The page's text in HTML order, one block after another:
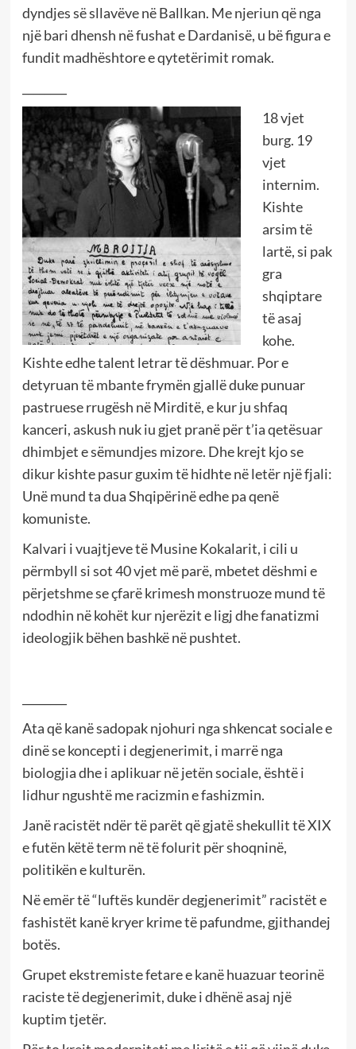
dyndjes së sllavëve në Ballkan. Me njeriun që nga
një bari dhensh në fushat e Dardanisë, u bë figura e
fundit madhështore e qytetërimit romak.
18 vjet
burg. 19
vjet
internim.
Kishte
arsim të
lartë, si pak
gra
shqiptare
të asaj
kohe.
Kishte edhe talent letrar të dëshmuar. Por e
detyruan të mbante frymën gjallë duke punuar
pastruese rrugësh në Mirditë, e kur ju shfaq
kanceri, askush nuk iu gjet pranë për t’ia qetësuar
dhimbjet e sëmundjes mizore. Dhe krejt kjo se
dikur kishte pasur guxim të hidhte në letër një fjali:
Unë mund ta dua Shqipërinë edhe pa qenë
komuniste.
Kalvari i vuajtjeve të Musine Kokalarit, i cili u
përmbyll si sot 40 vjet më parë, mbetet dëshmi e
përjetshme se çfarë krimesh monstruoze mund të
ndodhin në kohët kur njerëzit e ligj dhe fanatizmi
ideologjik bëhen bashkë në pushtet.
Ata që kanë sadopak njohuri nga shkencat sociale e
dinë se koncepti i degjenerimit, i marrë nga
biologjia dhe i aplikuar në jetën sociale, është i
lidhur ngushtë me racizmin e fashizmin.
Janë racistët ndër të parët që gjatë shekullit të XIX
e futën këtë term në të folurit për shoqninë,
politikën e kulturën.
Në emër të “luftës kundër degjenerimit” racistët e
fashistët kanë kryer krime të pafundme, gjithandej
botës.
Grupet ekstremiste fetare e kanë huazuar teorinë
raciste të degjenerimit, duke i dhënë asaj një
kuptim tjetër.